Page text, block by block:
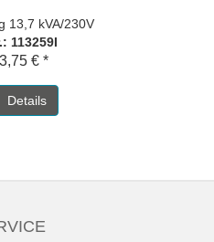
13,7 kVA/230V
113259I
€ *
Details